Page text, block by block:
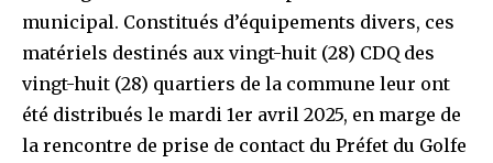
municipal. Constitués d’équipements divers, ces
matériels destinés aux vingt-huit (28) CDQ des
vingt-huit (28) quartiers de la commune leur ont
été distribués le mardi 1er avril 2025, en marge de
la rencontre de prise de contact du Préfet du Golfe